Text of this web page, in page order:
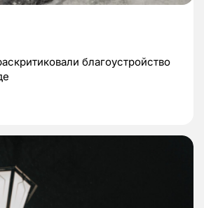
благоустройство